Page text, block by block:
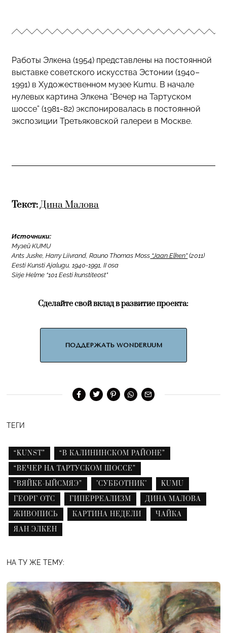
Работы Элкена (1954) представлены на постоянной
выставке советского искусства Эстонии (1940–
1991) в Художественном музее Kumu. В начале
нулевых картина Элкена “Вечер на Тартуском
шоссе” (1981-82) экспонировалась в постоянной
экспозиции Третьяковской галереи в Москве.
Текст:Дина Малова
Источники:
Музей KUMU
Ants Juske, Harry Liivrand, Rauno Thomas Moss “Jaan Elken”(2011)
Eesti Kunsti Ajalugu, 1940-1991, II osa
Sirje Helme “101 Eesti kunstiteost”
Сделайте свой вклад в развитие проекта:
ПОДДЕРЖАТЬ WONDERUUM
ТЕГИ
“KUNST”
“В КАЛИНИНСКОМ РАЙОНЕ”
“ВЕЧЕР НА ТАРТУСКОМ ШОССЕ”
“ВЯЙКЕ-ЫЙСМЯЭ”
"СУББОТНИК"
KUMU
ГЕОРГ ОТС
ГИПЕРРЕАЛИЗМ
ДИНА МАЛОВА
ЖИВОПИСЬ
КАРТИНА НЕДЕЛИ
ЧАЙКА
ЯАН ЭЛКЕН
НА ТУ ЖЕ ТЕМУ: